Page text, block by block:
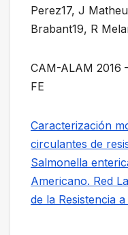
Perez17, J
Brabant19, R
CAM-ALAM 2016
FE
Caracterización
circulantes de
Salmonella
Americano. Red
de la Resistencia a